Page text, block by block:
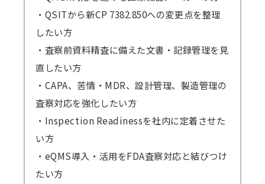
・QSITから新CP 7382.850への変更点を整理
したい方
・査察前資料精査に備えた文書・記録管理を見
直したい方
・CAPA、苦情・MDR、設計管理、製造管理の
査察対応を強化したい方
・Inspection Readinessを社内に定着させた
い方
・eQMS導入・活用をFDA査察対応と結びつけ
たい方